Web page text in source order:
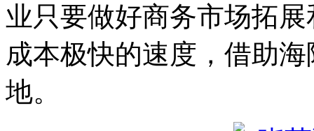
业只要做好商务市场拓
成本极快的速度，借助
地。